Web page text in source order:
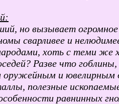
но вызывает огромное
сварливее и
хоть с теми же
Разве что
и ювелирным
полезные
равнинных